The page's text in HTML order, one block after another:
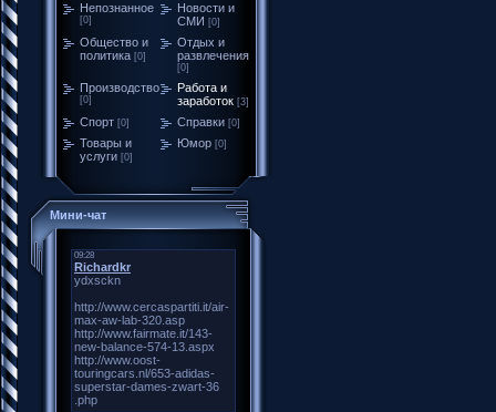
Непознанное
[0]
Новости и
СМИ [0]
Общество и
политика [0]
Отдых и
развлечения
[0]
Производство
[0]
Работа и
заработок [3]
Спорт [0] Справки [0]
Товары и
услуги [0]
Юмор [0]
Мини-чат